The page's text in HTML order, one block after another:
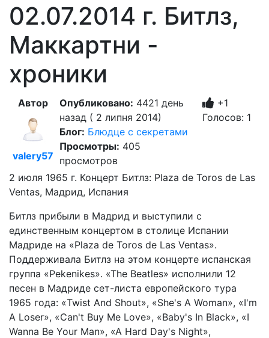
02.07.2014 г. Битлз,
Маккартни -
хроники
Автор
valery57
Опубликовано: 4421 день
назад ( 2 липня 2014)
Блог: Блюдце с секретами
Просмотры: 405
просмотров
+1
Голосов: 1
2 июля 1965 г. Концерт Битлз: Plaza de Toros de Las
Ventas, Мадрид, Испания
Битлз прибыли в Мадрид и выступили с
единственным концертом в столице Испании
Мадриде на «Plaza de Toros de Las Ventas».
Поддерживала Битлз на этом концерте испанская
группа «Pekenikes». «The Beatles» исполнили 12
песен в Мадриде сет-листа европейского тура
1965 года: «Twist And Shout», «She's A Woman», «I'm
A Loser», «Can't Buy Me Love», «Baby's In Black», «I
Wanna Be Your Man», «A Hard Day's Night»,